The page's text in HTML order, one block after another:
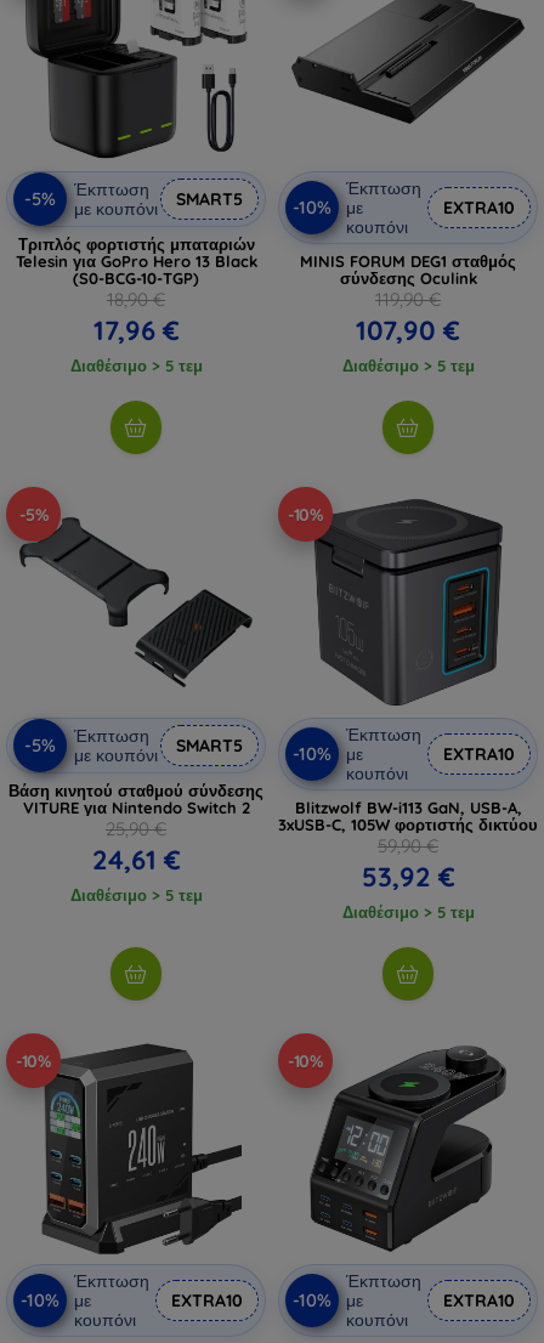
-5%
Έκπτωση
με κουπόνι
SMART5
Τριπλός φορτιστής μπαταριών
Telesin για GoPro Hero 13 Black
(S0-BCG-10-TGP)
18,90 €
17,96 €
Διαθέσιμο > 5 τεμ
-10%
Έκπτωση
με
κουπόνι
EXTRA10
MINIS FORUM DEG1 σταθμός
σύνδεσης Oculink
119,90 €
107,90 €
Διαθέσιμο > 5 τεμ
-5%
-5%
Έκπτωση
με κουπόνι
SMART5
Βάση κινητού σταθμού σύνδεσης
VITURE για Nintendo Switch 2
25,90 €
24,61 €
Διαθέσιμο > 5 τεμ
-10%
-10%
Έκπτωση
με
κουπόνι
EXTRA10
Blitzwolf BW-i113 GaN, USB-A,
3xUSB-C, 105W φορτιστής δικτύου
59,90 €
53,92 €
Διαθέσιμο > 5 τεμ
-10%
-10%
Έκπτωση
με
κουπόνι
EXTRA10
-10%
-10%
Έκπτωση
με
κουπόνι
EXTRA10